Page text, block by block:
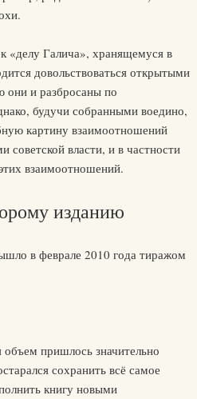
«делу Галича», хранящемуся в
довольствоваться открытыми
они и разбросаны по
будучи собранными воедино,
картину взаимоотношений
советской власти, и в частности
взаимоотношений.
изданию
в феврале 2010 года тиражом
объем пришлось значительно
сохранить всё самое
книгу новыми